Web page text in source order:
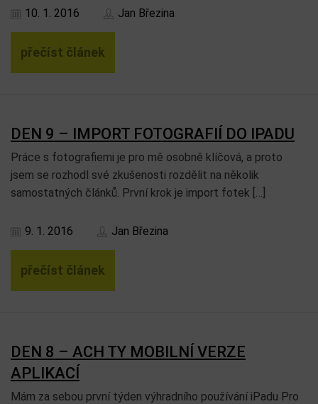
10. 1. 2016 Jan Březina
přečíst článek
DEN 9 – IMPORT FOTOGRAFIÍ DO IPADU
Práce s fotografiemi je pro mě osobně klíčová, a proto
jsem se rozhodl své zkušenosti rozdělit na několik
samostatných článků. První krok je import fotek […]
9. 1. 2016 Jan Březina
přečíst článek
DEN 8 – ACH TY MOBILNÍ VERZE
APLIKACÍ
Mám za sebou první týden výhradního používání iPadu Pro